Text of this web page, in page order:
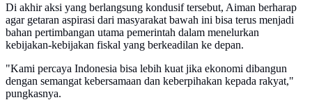
Di akhir aksi yang berlangsung kondusif tersebut, Aiman berharap
agar getaran aspirasi dari masyarakat bawah ini bisa terus menjadi
bahan pertimbangan utama pemerintah dalam menelurkan
kebijakan-kebijakan fiskal yang berkeadilan ke depan.
"Kami percaya Indonesia bisa lebih kuat jika ekonomi dibangun
dengan semangat kebersamaan dan keberpihakan kepada rakyat,"
pungkasnya.